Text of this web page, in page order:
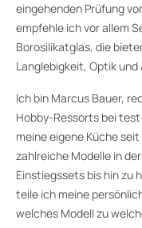
eingehenden Prüfung
empfehle ich vor allem
Borosilikatglas, die
Langlebigkeit, Optik
Ich bin Marcus Bauer,
Hobby-Ressorts bei
meine eigene Küche
zahlreiche Modelle in
Einstiegssets bis hin zu
teile ich meine
welches Modell zu